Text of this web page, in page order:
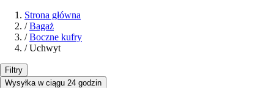
Strona główna
/ Bagaż
/ Boczne kufry
/ Uchwyt
Filtry
Wysyłka w ciągu 24 godzin